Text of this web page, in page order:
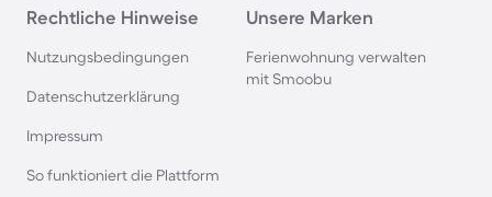
Rechtliche Hinweise
Nutzungsbedingungen
Datenschutzerklärung
Impressum
So funktioniert die Plattform
Unsere Marken
Ferienwohnung verwalten
mit Smoobu